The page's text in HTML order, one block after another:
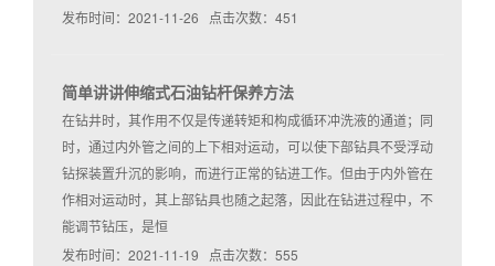
发布时间：2021-11-26 点击次数：451
简单讲讲伸缩式石油钻杆保养方法
在钻井时，其作用不仅是传递转矩和构成循环冲洗液的通道；同
时，通过内外管之间的上下相对运动，可以使下部钻具不受浮动
钻探装置升沉的影响，而进行正常的钻进工作。但由于内外管在
作相对运动时，其上部钻具也随之起落，因此在钻进过程中，不
能调节钻压，是恒
发布时间：2021-11-19 点击次数：555